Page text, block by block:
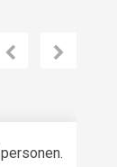
Volgende